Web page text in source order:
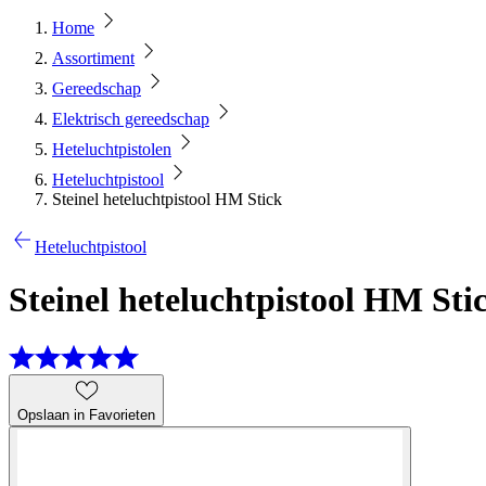
Home
Assortiment
Gereedschap
Elektrisch gereedschap
Heteluchtpistolen
Heteluchtpistool
Steinel heteluchtpistool HM Stick
Heteluchtpistool
Steinel heteluchtpistool HM
Opslaan in Favorieten